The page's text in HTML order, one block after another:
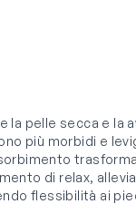
la pelle secca e la
più morbidi e
di relax,
flessibilità ai